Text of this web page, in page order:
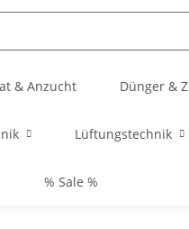
& Anzucht Dünger &
Lüftungstechnik
% Sale %